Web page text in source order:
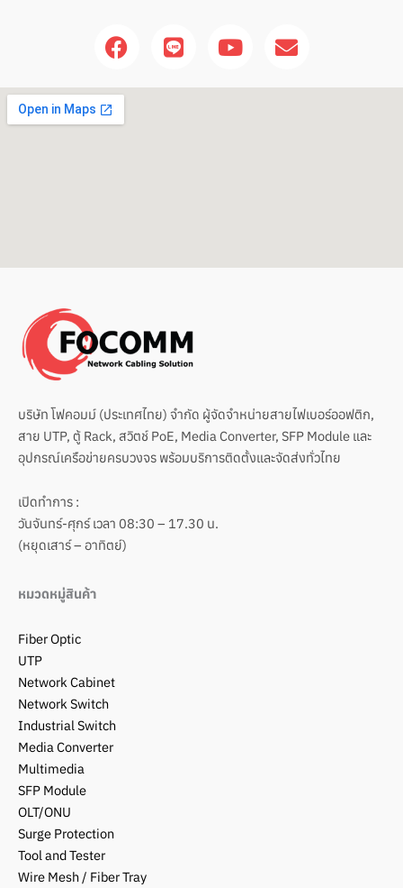
F
a
c
e
b
L
i
n
Y
o
u
E
n
v
บริษัท โฟคอมม์ (ประเทศไทย) จำกัด ผู้จัดจำหน่ายสายไฟเบอร์ออฟติก,
สาย UTP, ตู้ Rack, สวิตช์ PoE, Media Converter, SFP Module และ
อุปกรณ์เครือข่ายครบวงจร พร้อมบริการติดตั้งและจัดส่งทั่วไทย
เปิดทำการ :
วันจันทร์-ศุกร์ เวลา 08:30 – 17.30 น.
(หยุดเสาร์ – อาทิตย์)
หมวดหมู่สินค้า
Fiber Optic
UTP
Network Cabinet
Network Switch
Industrial Switch
Media Converter
Multimedia
SFP Module
OLT/ONU
Surge Protection
Tool and Tester
Wire Mesh / Fiber Tray